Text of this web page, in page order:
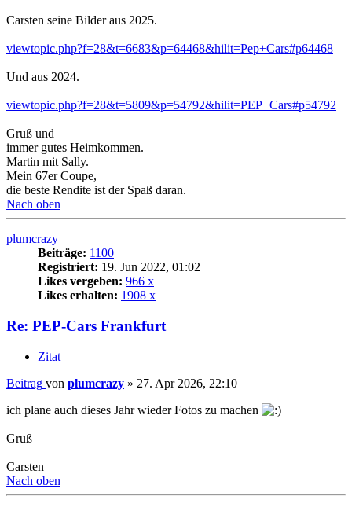
Carsten seine Bilder aus 2025.
viewtopic.php?f=28&t=6683&p=64468&hilit=Pep+Cars#p64468
Und aus 2024.
viewtopic.php?f=28&t=5809&p=54792&hilit=PEP+Cars#p54792
Gruß und
immer gutes Heimkommen.
Martin mit Sally.
Mein 67er Coupe,
die beste Rendite ist der Spaß daran.
Nach oben
plumcrazy
Beiträge: 1100
Registriert: 19. Jun 2022, 01:02
Likes vergeben: 966 x
Likes erhalten: 1908 x
Re: PEP-Cars Frankfurt
Zitat
Beitrag von plumcrazy » 27. Apr 2026, 22:10
ich plane auch dieses Jahr wieder Fotos zu machen
Gruß
Carsten
Nach oben